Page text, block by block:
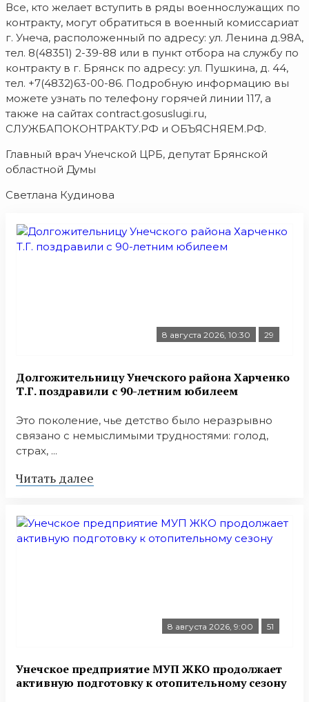
Все, кто желает вступить в ряды военнослужащих по
контракту, могут обратиться в военный комиссариат
г. Унеча, расположенный по адресу: ул. Ленина д.98А,
тел. 8(48351) 2-39-88 или в пункт отбора на службу по
контракту в г. Брянск по адресу: ул. Пушкина, д. 44,
тел. +7(4832)63-00-86. Подробную информацию вы
можете узнать по телефону горячей линии 117, а
также на сайтах contract.gosuslugi.ru,
СЛУЖБАПОКОНТРАКТУ.РФ и ОБЪЯСНЯЕМ.РФ.
Главный врач Унечской ЦРБ, депутат Брянской
областной Думы
Светлана Кудинова
8 августа 2026, 10:30 29
Долгожительницу Унечского района Харченко
Т.Г. поздравили с 90-летним юбилеем
Это поколение, чье детство было неразрывно
связано с немыслимыми трудностями: голод,
страх, ...
Читать далее
8 августа 2026, 9:00 51
Унечское предприятие МУП ЖКО продолжает
активную подготовку к отопительному сезону